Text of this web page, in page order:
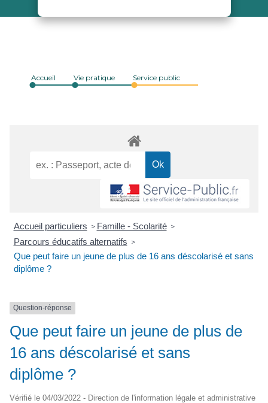
Accueil Vie pratique Service public
Accueil particuliers > Famille - Scolarité >
Parcours éducatifs alternatifs >
Que peut faire un jeune de plus de 16 ans déscolarisé et sans
diplôme ?
Question-réponse
Que peut faire un jeune de plus de
16 ans déscolarisé et sans
diplôme ?
Vérifié le 04/03/2022 - Direction de l'information légale et administrative